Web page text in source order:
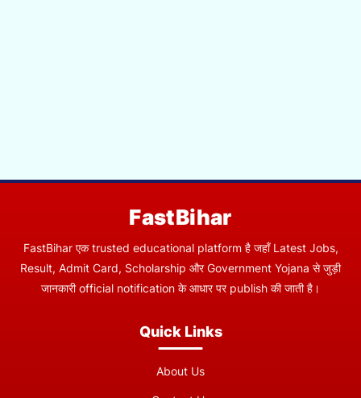
FastBihar
FastBihar एक trusted educational platform है जहाँ Latest Jobs,
Result, Admit Card, Scholarship और Government Yojana से जुड़ी
जानकारी official notification के आधार पर publish की जाती है।
Quick Links
About Us